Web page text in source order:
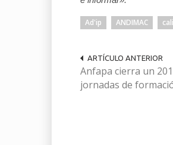
Ad'ip ANDIMAC
ARTÍCULO ANTERIOR
Anfapa cierra un
jornadas de